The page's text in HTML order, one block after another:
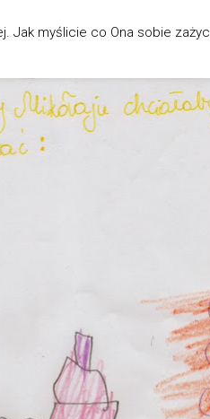
Jak myślicie co Ona sobie